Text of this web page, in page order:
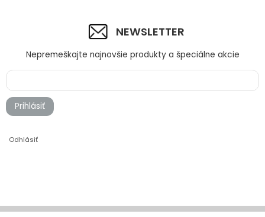
NEWSLETTER
Nepremeškajte najnovšie produkty a špeciálne akcie
Prihlásiť
Odhlásiť